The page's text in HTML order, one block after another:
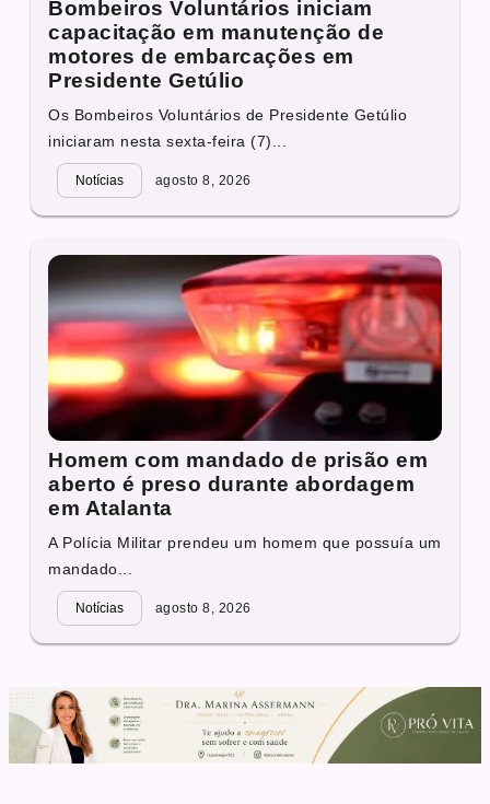
Bombeiros Voluntários iniciam
capacitação em manutenção de
motores de embarcações em
Presidente Getúlio
Os Bombeiros Voluntários de Presidente Getúlio
iniciaram nesta sexta-feira (7)...
Notícias agosto 8, 2026
Homem com mandado de prisão em
aberto é preso durante abordagem
em Atalanta
A Polícia Militar prendeu um homem que possuía um
mandado...
Notícias agosto 8, 2026